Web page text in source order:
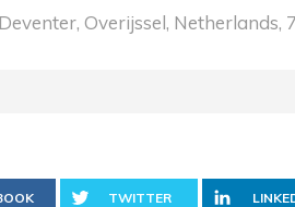
Overijssel, Netherlands,
TWITTER